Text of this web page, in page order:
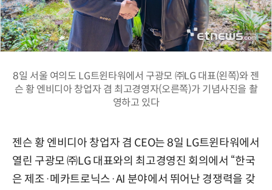
8일 서울 여의도 LG트윈타워에서 구광모 ㈜LG 대표(왼쪽)와 젠
슨 황 엔비디아 창업자 겸 최고경영자(오른쪽)가 기념사진을 촬
영하고 있다
젠슨 황 엔비디아 창업자 겸 CEO는 8일 LG트윈타워에서
열린 구광모 ㈜LG 대표와의 최고경영진 회의에서 “한국
은 제조·메카트로닉스·AI 분야에서 뛰어난 경쟁력을 갖